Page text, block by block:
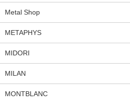
Metal Shop
METAPHYS
MIDORI
MILAN
MONTBLANC